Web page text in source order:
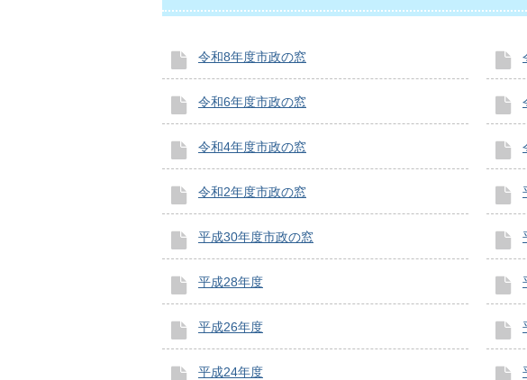
令和8年度市政の窓
令和6年度市政の窓
令和4年度市政の窓
令和2年度市政の窓
平成30年度市政の窓
平成28年度
平成26年度
平成24年度